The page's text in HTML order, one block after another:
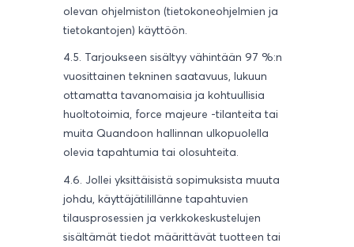
olevan ohjelmiston (tietokoneohjelmien ja
tietokantojen) käyttöön.
4.5. Tarjoukseen sisältyy vähintään 97 %:n
vuosittainen tekninen saatavuus, lukuun
ottamatta tavanomaisia ja kohtuullisia
huoltotoimia, force majeure -tilanteita tai
muita Quandoon hallinnan ulkopuolella
olevia tapahtumia tai olosuhteita.
4.6. Jollei yksittäisistä sopimuksista muuta
johdu, käyttäjätilillänne tapahtuvien
tilausprosessien ja verkkokeskustelujen
sisältämät tiedot määrittävät tuotteen tai